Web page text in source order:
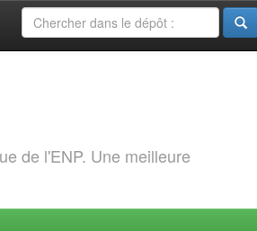
de l'ENP. Une meilleure